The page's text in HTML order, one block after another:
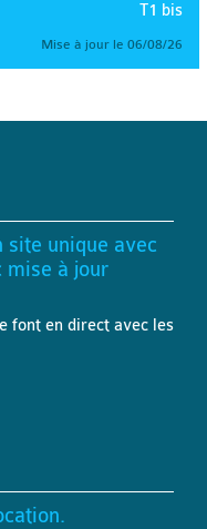
T1 bis
Mise à jour le 06/08/26
site unique avec
mise à jour
font en direct avec les